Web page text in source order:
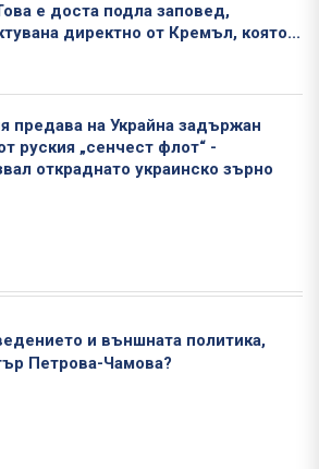
е доста подла заповед,
директно от Кремъл, която...
предава на Украйна задържан
руския „сенчест флот“ -
откраднато украинско зърно
и външната политика,
Петрова-Чамова?